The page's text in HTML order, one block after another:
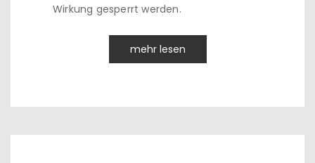
Wirkung gesperrt werden.
mehr lesen